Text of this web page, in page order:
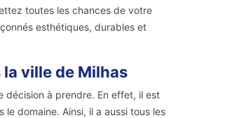
toutes les chances de votre
esthétiques, durables et
ville de Milhas
décision à prendre. En effet, il est
domaine. Ainsi, il a aussi tous les